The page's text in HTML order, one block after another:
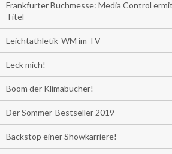
Frankfurter Buchmesse: Media Control
Titel
Leichtathletik-WM im TV
Leck mich!
Boom der Klimabücher!
Der Sommer-Bestseller 2019
Backstop einer Showkarriere!